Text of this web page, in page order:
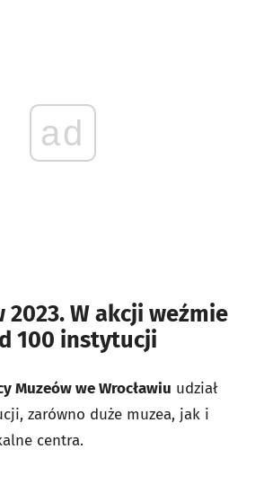
ad
2023. W akcji weźmie
100 instytucji
Muzeów we Wrocławiu udział
zarówno duże muzea, jak i
centra.